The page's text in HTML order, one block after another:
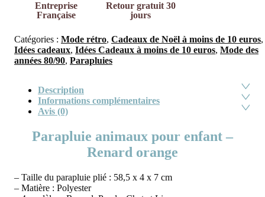
Entreprise
Française
Retour gratuit 30
jours
Catégories : Mode rétro, Cadeaux de Noël à moins de 10 euros,
Idées cadeaux, Idées Cadeaux à moins de 10 euros, Mode des
années 80/90, Parapluies
Description
Informations complémentaires
Avis (0)
Parapluie animaux pour enfant –
Renard orange
– Taille du parapluie plié : 58,5 x 4 x 7 cm
– Matière : Polyester